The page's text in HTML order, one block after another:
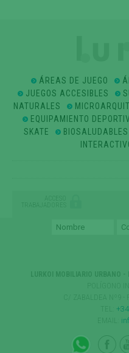
ÁREAS DE JUEGO
JUEGOS ACCESIBLES
NATURALES
EQUIPAMIENTO
SKATE
ACCESO
TRABAJADORES